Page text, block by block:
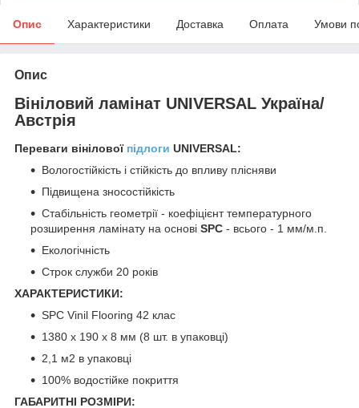
Опис Характеристики Доставка Оплата Умови
Опис
Вініловий ламінат UNIVERSAL Україна/
Австрія
Переваги вінілової підлоги UNIVERSAL:
Вологостійкість і стійкість до впливу плісняви
Підвищена зносостійкість
Стабільність геометрії - коефіцієнт температурного
розширення ламінату на основі SPC - всього - 1 мм/м.п.
Екологічність
Строк служби 20 років
ХАРАКТЕРИСТИКИ:
SPC Vinil Flooring 42 клас
1380 х 190 х 8 мм (8 шт. в упаковці)
2,1 м2 в упаковці
100% водостійке покриття
ГАБАРИТНІ РОЗМІРИ: